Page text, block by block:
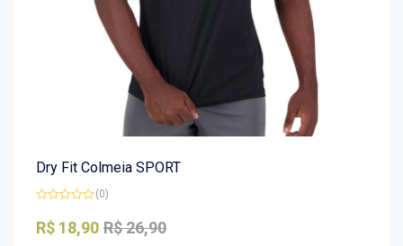
Dry Fit Colmeia SPORT
0
de
(0)
R$26,90
R$ 18,90